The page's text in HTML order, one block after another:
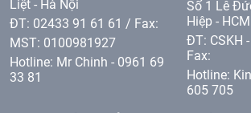
Liệt - Hà Nội
ĐT: 02433 91 61 61 / Fax:
MST: 0100981927
Hotline: Mr Chinh - 0961 69
33 81
Số 1 Lê
Hiệp - HCM
ĐT: CSKH
Fax:
Hotline:
605 705